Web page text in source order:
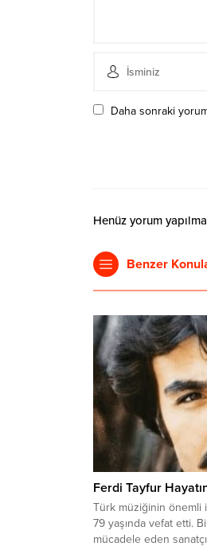
Daha sonraki
Henüz yorum
Benzer
Ferdi Tayfur
Türk müziğinin önemli
79 yaşında vefat etti.
mücadele eden